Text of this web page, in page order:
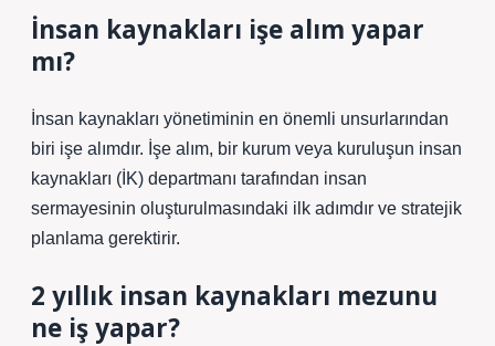
İnsan kaynakları işe alım yapar
mı?
İnsan kaynakları yönetiminin en önemli unsurlarından
biri işe alımdır. İşe alım, bir kurum veya kuruluşun insan
kaynakları (İK) departmanı tarafından insan
sermayesinin oluşturulmasındaki ilk adımdır ve stratejik
planlama gerektirir.
2 yıllık insan kaynakları mezunu
ne iş yapar?